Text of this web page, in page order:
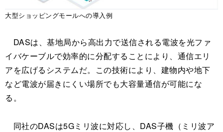
大型ショッピングモールへの導入例
DASは、基地局から高出力で送信される電波を光ファ
イバケーブルで効率的に分配することにより、通信エリ
アを広げるシステムだ。この技術により、建物内や地下
など電波が届きにくい場所でも大容量通信が可能にな
る。
同社のDASは5Gミリ波に対応し、DAS子機（ミリ波ア